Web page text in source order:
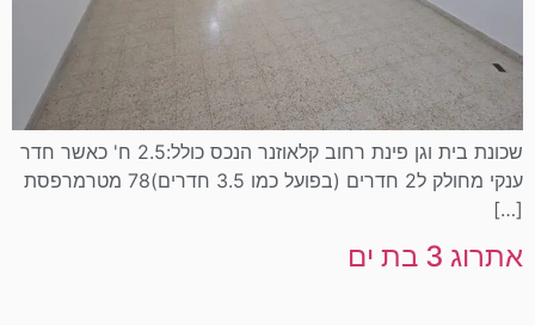
שכונת בית וגן פינת רחוב קלאוזנר הנכס כולל:2.5 ח' כאשר חדר
ענקי מחולק ל2 חדרים (בפועל כמו 3.5 חדרים)78 מטרמרפסת
[…]
אתרוג 3 בת ים